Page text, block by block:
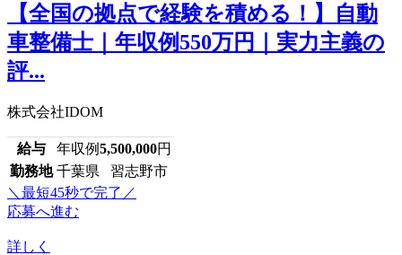
【全国の拠点で経験を積める！】自動
車整備士｜年収例550万円｜実力主義の
評...
株式会社IDOM
給与 年収例5,500,000円
勤務地 千葉県 習志野市
＼最短45秒で完了／
応募へ進む
詳しく